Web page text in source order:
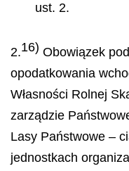
ust. 2.
2.16) Obowiązek
opodatkowania
Własności Rolnej
zarządzie
Lasy Państwowe –
jednostkach